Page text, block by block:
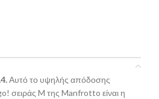
Αυτό το υψηλής απόδοσης
σειράς M της Manfrotto είναι η